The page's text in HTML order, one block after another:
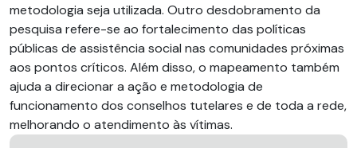
metodologia seja utilizada. Outro desdobramento da
pesquisa refere-se ao fortalecimento das políticas
públicas de assistência social nas comunidades próximas
aos pontos críticos. Além disso, o mapeamento também
ajuda a direcionar a ação e metodologia de
funcionamento dos conselhos tutelares e de toda a rede,
melhorando o atendimento às vítimas.